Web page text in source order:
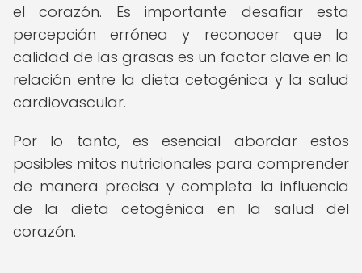
el corazón. Es importante desafiar esta
percepción errónea y reconocer que la
calidad de las grasas es un factor clave en la
relación entre la dieta cetogénica y la salud
cardiovascular.
Por lo tanto, es esencial abordar estos
posibles mitos nutricionales para comprender
de manera precisa y completa la influencia
de la dieta cetogénica en la salud del
corazón.